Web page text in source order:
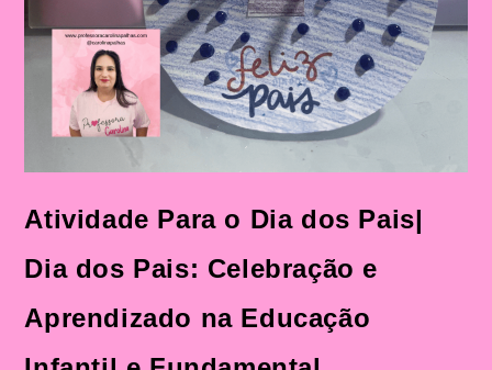
Atividade Para o Dia dos Pais|
Dia dos Pais: Celebração e
Aprendizado na Educação